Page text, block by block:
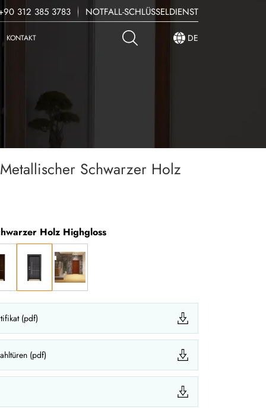
312 385 3783 NOTFALL-SCHLÜSSELDIENST
KONTAKT DE
Schwarzer Holz
Holz Highgloss
(pdf)
(pdf)